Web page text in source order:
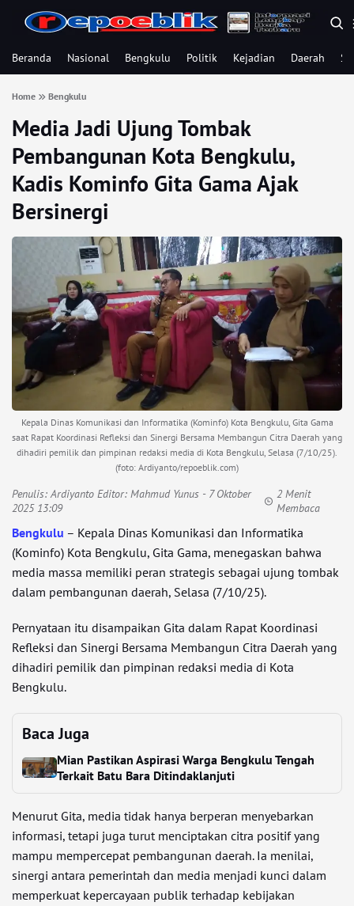
Beranda Nasional Bengkulu Politik Kejadian Daerah
Home Bengkulu
Media Jadi Ujung Tombak
Pembangunan Kota Bengkulu,
Kadis Kominfo Gita Gama Ajak
Bersinergi
Kepala Dinas Komunikasi dan Informatika (Kominfo) Kota Bengkulu, Gita Gama
saat Rapat Koordinasi Refleksi dan Sinergi Bersama Membangun Citra Daerah yang
dihadiri pemilik dan pimpinan redaksi media di Kota Bengkulu, Selasa (7/10/25).
(foto: Ardiyanto/repoeblik.com)
Penulis:Ardiyanto Editor: Mahmud Yunus - 7 Oktober
2025 13:09
2 Menit
Membaca
Bengkulu – Kepala Dinas Komunikasi dan Informatika
(Kominfo) Kota Bengkulu, Gita Gama, menegaskan bahwa
media massa memiliki peran strategis sebagai ujung tombak
dalam pembangunan daerah, Selasa (7/10/25).
Pernyataan itu disampaikan Gita dalam Rapat Koordinasi
Refleksi dan Sinergi Bersama Membangun Citra Daerah yang
dihadiri pemilik dan pimpinan redaksi media di Kota
Bengkulu.
Baca Juga
Mian Pastikan Aspirasi Warga Bengkulu Tengah
Terkait Batu Bara Ditindaklanjuti
Menurut Gita, media tidak hanya berperan menyebarkan
informasi, tetapi juga turut menciptakan citra positif yang
mampu mempercepat pembangunan daerah. Ia menilai,
sinergi antara pemerintah dan media menjadi kunci dalam
memperkuat kepercayaan publik terhadap kebijakan